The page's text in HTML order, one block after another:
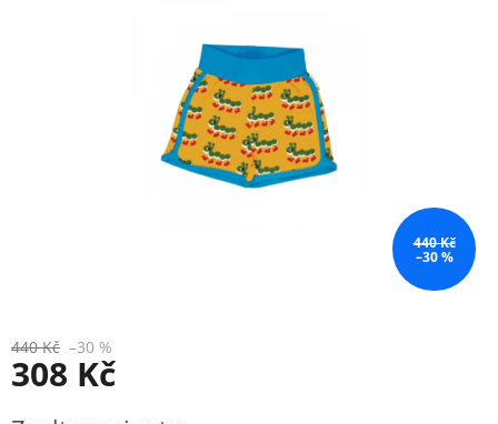
440 Kč
–30 %
440 Kč –30 %
308 Kč